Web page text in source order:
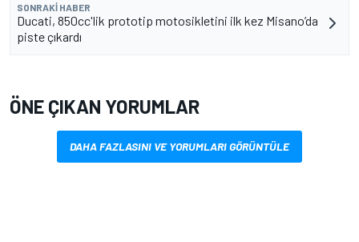
SONRAKI HABER
Ducati, 850cc'lik prototip motosikletini ilk kez Misano’da
piste çıkardı
ÖNE ÇIKAN YORUMLAR
DAHA FAZLASINI VE YORUMLARI GÖRÜNTÜLE